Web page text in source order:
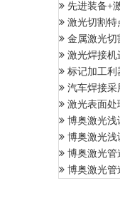
先进装备+
激光切割特
金属激光切
激光焊接机
标记加工利
汽车焊接采
激光表面处
博奥激光浅
博奥激光浅
博奥激光管
博奥激光管